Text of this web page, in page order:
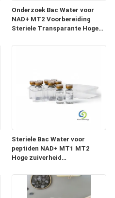
Onderzoek Bac Water voor
NAD+ MT2 Voorbereiding
Steriele Transparante Hoge
Steriele Bac Water voor
peptiden NAD+ MT1 MT2
Hoge zuiverheid